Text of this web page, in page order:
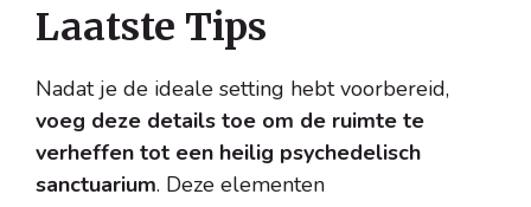
Laatste Tips
Nadat je de ideale setting hebt voorbereid,
voeg deze details toe om de ruimte te
verheffen tot een heilig psychedelisch
sanctuarium. Deze elementen